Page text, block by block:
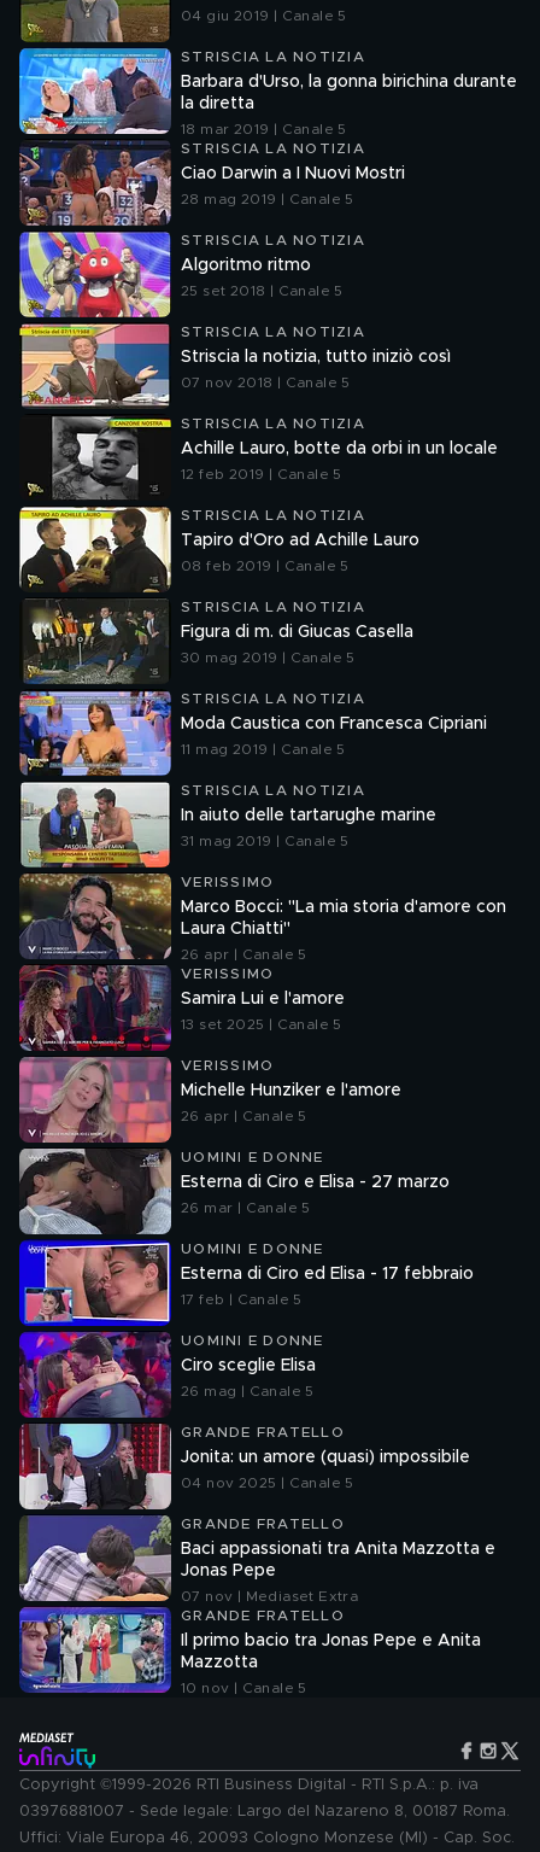
04 giu 2019 | Canale 5
STRISCIA LA NOTIZIA
Barbara d'Urso, la gonna birichina durante
la diretta
18 mar 2019 | Canale 5
STRISCIA LA NOTIZIA
Ciao Darwin a I Nuovi Mostri
28 mag 2019 | Canale 5
STRISCIA LA NOTIZIA
Algoritmo ritmo
25 set 2018 | Canale 5
STRISCIA LA NOTIZIA
Striscia la notizia, tutto iniziò così
07 nov 2018 | Canale 5
STRISCIA LA NOTIZIA
Achille Lauro, botte da orbi in un locale
12 feb 2019 | Canale 5
STRISCIA LA NOTIZIA
Tapiro d'Oro ad Achille Lauro
08 feb 2019 | Canale 5
STRISCIA LA NOTIZIA
Figura di m. di Giucas Casella
30 mag 2019 | Canale 5
STRISCIA LA NOTIZIA
Moda Caustica con Francesca Cipriani
11 mag 2019 | Canale 5
STRISCIA LA NOTIZIA
In aiuto delle tartarughe marine
31 mag 2019 | Canale 5
VERISSIMO
Marco Bocci: "La mia storia d'amore con
Laura Chiatti"
26 apr | Canale 5
VERISSIMO
Samira Lui e l'amore
13 set 2025 | Canale 5
VERISSIMO
Michelle Hunziker e l'amore
26 apr | Canale 5
UOMINI E DONNE
Esterna di Ciro e Elisa - 27 marzo
26 mar | Canale 5
UOMINI E DONNE
Esterna di Ciro ed Elisa - 17 febbraio
17 feb | Canale 5
UOMINI E DONNE
Ciro sceglie Elisa
26 mag | Canale 5
GRANDE FRATELLO
Jonita: un amore (quasi) impossibile
04 nov 2025 | Canale 5
GRANDE FRATELLO
Baci appassionati tra Anita Mazzotta e
Jonas Pepe
07 nov | Mediaset Extra
GRANDE FRATELLO
Il primo bacio tra Jonas Pepe e Anita
Mazzotta
10 nov | Canale 5
Copyright ©1999-2026 RTI Business Digital - RTI S.p.A.: p. iva
03976881007 - Sede legale: Largo del Nazareno 8, 00187 Roma.
Uffici: Viale Europa 46, 20093 Cologno Monzese (MI) - Cap. Soc.